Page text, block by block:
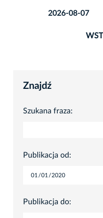
2026-08-07
Znajdź
Szukana fraza:
Publikacja od:
Publikacja do: